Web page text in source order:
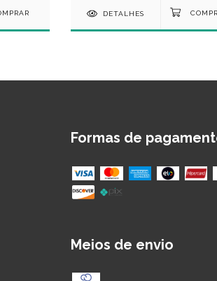
DETALHES
Formas de
Meios de envio